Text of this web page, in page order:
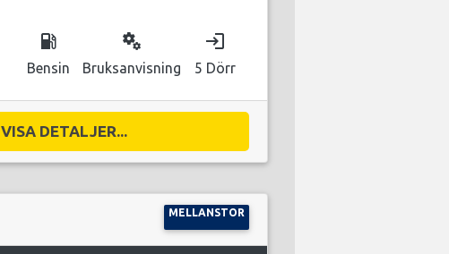
local_gas_station
Bensin
miscellaneous_services
Bruksanvisning
login
5 Dörr
VISA DETALJER...
MELLANSTOR